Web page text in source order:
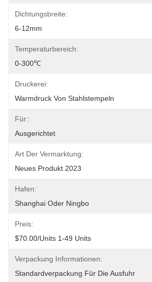
Dichtungsbreite:
6-12mm
Temperaturbereich:
0-300℃
Druckerei:
Warmdruck Von Stahlstempeln
Für::
Ausgerichtet
Art Der Vermarktung:
Neues Produkt 2023
Hafen:
Shanghai Oder Ningbo
Preis:
$70.00/units 1-49 Units
Verpackung Informationen:
Standardverpackung Für Die Ausfuhr